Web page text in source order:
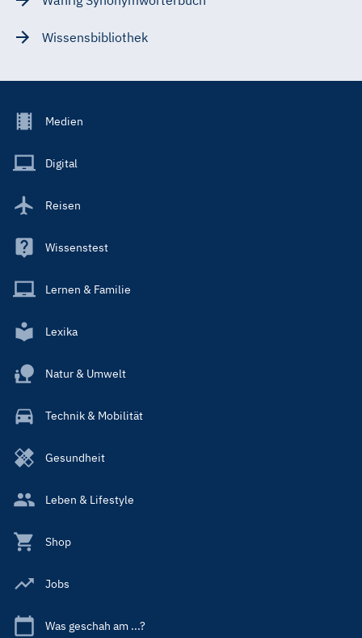
Wissensbibliothek
Footer
Main
Medien
Digital
Reisen
Wissenstest
Lernen & Familie
Lexika
Natur & Umwelt
Technik & Mobilität
Gesundheit
Leben & Lifestyle
Shop
Jobs
Was geschah am ...?